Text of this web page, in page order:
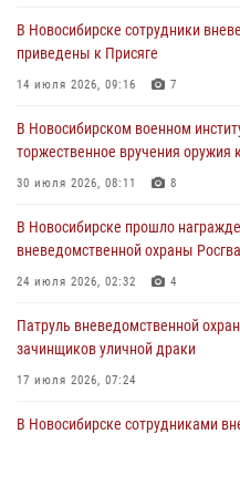
В Новосибирске сотрудниками
Росгвардии задержан
В Новосибирске военнослужащие
Росгвардии провели занятия по
В Новосибирске военнослужащие
– жертв войны в Донбассе
В Новосибирске сотрудники
приведены к Присяге
14 июля 2026, 09:16 7
В Новосибирском военном
торжественное вручения оружия
30 июля 2026, 08:11 8
В Новосибирске прошло
вневедомственной охраны
24 июля 2026, 02:32 4
Патруль вневедомственной
зачинщиков уличной драки
17 июля 2026, 07:24
В Новосибирске сотрудниками